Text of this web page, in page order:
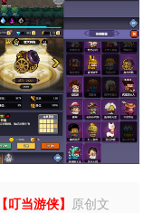
【叮当游侠】
原创文